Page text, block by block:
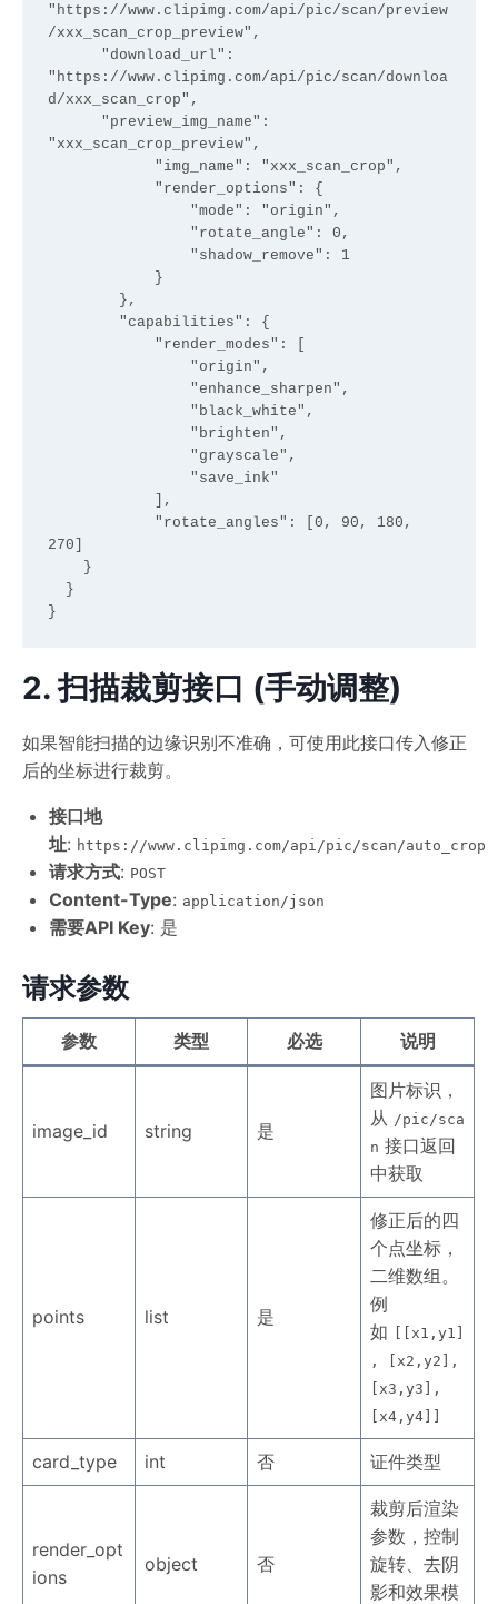
"https://www.clipimg.com/api/pic/scan/preview
/xxx_scan_crop_preview",
"https://www.clipimg.com/api/pic/scan/downloa
d/xxx_scan_crop",
"xxx_scan_crop_preview",
270]
2. 扫描裁剪接口 (手动调整)
如果智能扫描的边缘识别不准确，可使用此接口传入修正
后的坐标进行裁剪。
接口地
址: https://www.clipimg.com/api/pic/scan/auto_crop
请求方式: POST
Content-Type: application/json
需要API Key: 是
请求参数
参数 类型 必选 说明
image_id string 是
图片标识，
从 /pic/sca
n 接口返回
中获取
points list 是
修正后的四
个点坐标，
二维数组。
例
如
[[x1,y1]
, [x2,y2],
[x3,y3],
[x4,y4]]
card_type int 否 证件类型
render_opt
ions
object 否
裁剪后渲染
参数，控制
旋转、去阴
影和效果模